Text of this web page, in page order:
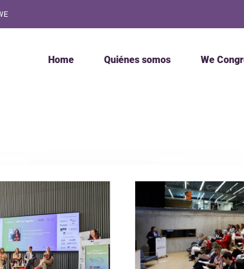
Home Quiénes somos We